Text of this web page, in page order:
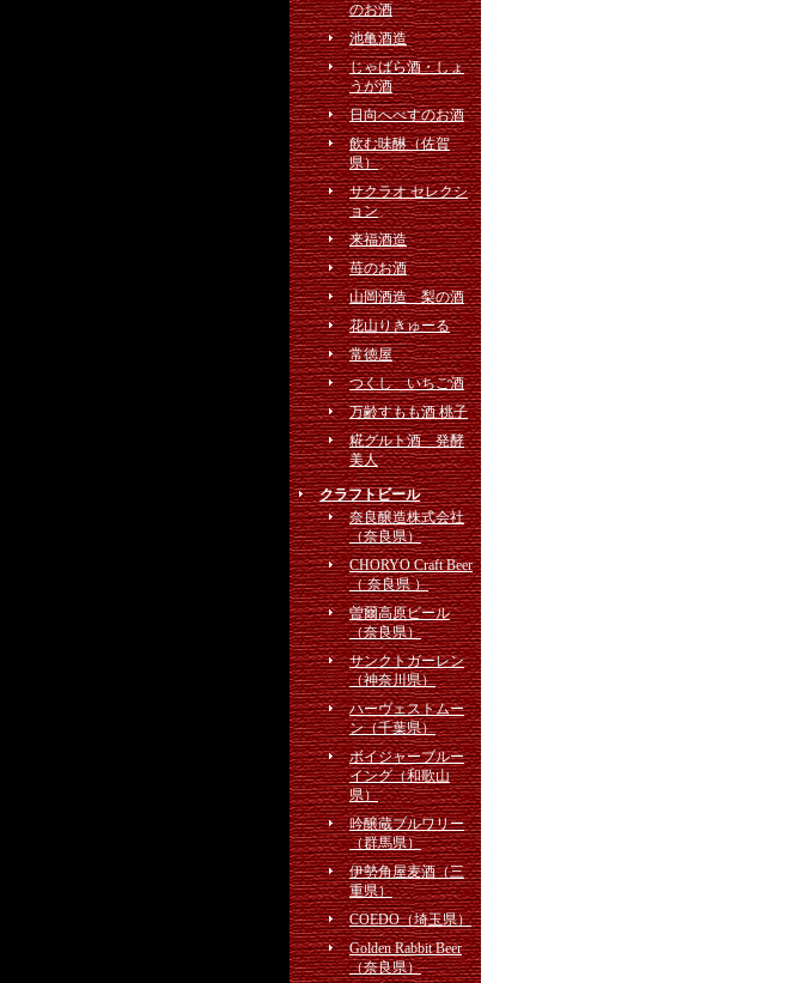
のお酒
池亀酒造
じゃばら酒・しょ
うが酒
日向へべすのお酒
飲む味醂（佐賀
県）
サクラオ セレクシ
ョン
来福酒造
苺のお酒
山岡酒造 梨の酒
花山りきゅーる
常徳屋
つくし いちご酒
万齢すもも酒 桃子
糀グルト酒 発酵
美人
クラフトビール
奈良醸造株式会社
（奈良県）
CHORYO Craft Beer
（ 奈良県 ）
曽爾高原ビール
（奈良県）
サンクトガーレン
（神奈川県）
ハーヴェストムー
ン（千葉県）
ボイジャーブルー
イング（和歌山
県）
吟醸蔵ブルワリー
（群馬県）
伊勢角屋麦酒（三
重県）
COEDO（埼玉県）
Golden Rabbit Beer
（奈良県）